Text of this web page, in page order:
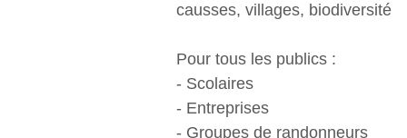
causses, villages, biodiversité
Pour tous les publics :
- Scolaires
- Entreprises
- Groupes de randonneurs